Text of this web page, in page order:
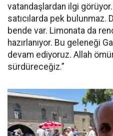
vatandaşlardan ilgi
satıcılarda pek bulunmaz.
bende var. Limonata da
hazırlanıyor. Bu geleneği
devam ediyoruz. Allah
sürdüreceğiz.”